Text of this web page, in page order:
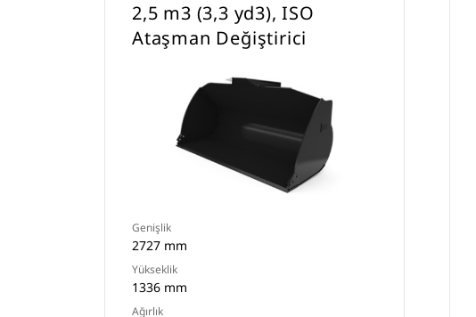
2,5 m3 (3,3 yd3), ISO
Ataşman Değiştirici
Genişlik
2727 mm
Yükseklik
1336 mm
Ağırlık